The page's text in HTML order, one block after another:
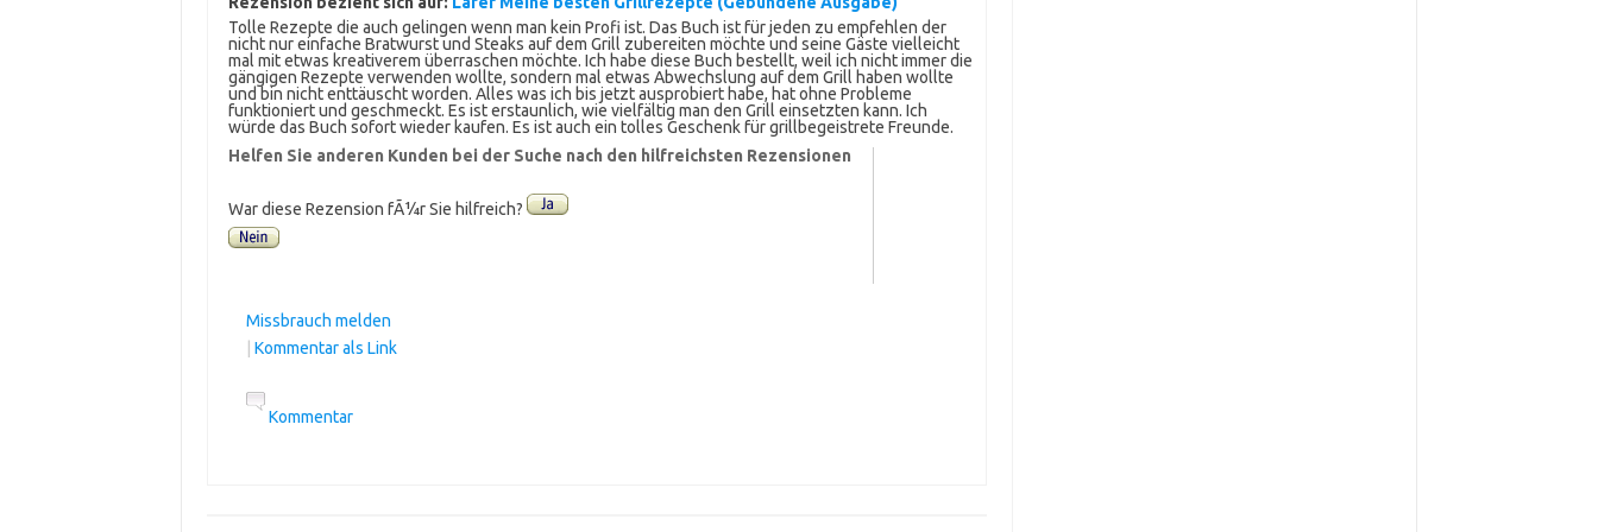
Tolle Rezepte die auch gelingen wenn man kein Profi ist. Das Buch ist für jeden zu empfehlen der
nicht nur einfache Bratwurst und Steaks auf dem Grill zubereiten möchte und seine Gäste vielleicht
mal mit etwas kreativerem überraschen möchte. Ich habe diese Buch bestellt, weil ich nicht immer die
gängigen Rezepte verwenden wollte, sondern mal etwas Abwechslung auf dem Grill haben wollte
und bin nicht enttäuscht worden. Alles was ich bis jetzt ausprobiert habe, hat ohne Probleme
funktioniert und geschmeckt. Es ist erstaunlich, wie vielfältig man den Grill einsetzten kann. Ich
würde das Buch sofort wieder kaufen. Es ist auch ein tolles Geschenk für grillbegeistrete Freunde.
Helfen Sie anderen Kunden bei der Suche nach den hilfreichsten Rezensionen
War diese Rezension fÃ¼r Sie hilfreich?
Missbrauch melden
Kommentar als Link
Kommentar